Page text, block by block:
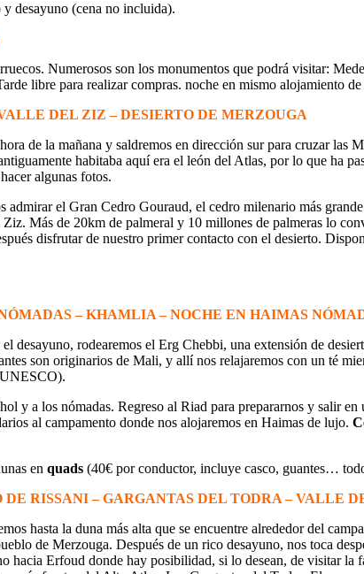
desayuno (cena no incluida).
Numerosos son los monumentos que podrá visitar:
libre para realizar compras. noche en mismo alojamiento
DEL ZIZ – DESIERTO DE MERZOUGA
de la mañana y saldremos en dirección sur para cruzar
habitaba aquí era el león del Atlas, por lo que ha
algunas fotos.
admirar el Gran Cedro Gouraud, el cedro milenario más
Más de 20km de palmeral y 10 millones de palmeras lo
disfrutar de nuestro primer contacto con el desierto.
– KHAMLIA – NOCHE EN HAIMAS
desayuno, rodearemos el Erg Chebbi, una extensión de
son originarios de Mali, y allí nos relajaremos con un té
y a los nómadas. Regreso al Riad para prepararnos y salir
al campamento donde nos alojaremos en Haimas de lujo.
en quads (40€ por conductor, incluye casco, guantes…
RISSANI – GARGANTAS DEL TODRA – VALLE
hasta la duna más alta que se encuentre alrededor del
de Merzouga. Después de un rico desayuno, nos toca
hacia Erfoud donde hay posibilidad, si lo desean, de visitar